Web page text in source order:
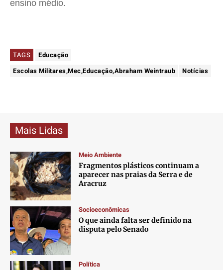
ensino médio.
TAGS
Educação
Escolas Militares,Mec,Educação,Abraham Weintraub
Notícias
Mais Lidas
Meio Ambiente
Fragmentos plásticos continuam a
aparecer nas praias da Serra e de
Aracruz
Socioeconômicas
O que ainda falta ser definido na
disputa pelo Senado
Política